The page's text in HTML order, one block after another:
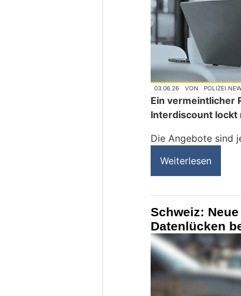
03.06.26 VON
Ein vermeintlicher
Interdiscount
Die Angebote sind
Weiterlesen
Schweiz:
Datenlücken